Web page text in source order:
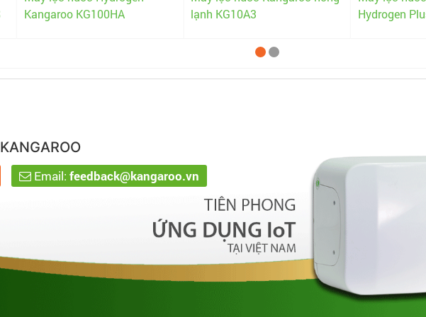
lạnh KG10A3
Hydrogen Plus KG100HP
Hydrogen
KANGAROO
Email:feedback@kangaroo.vn